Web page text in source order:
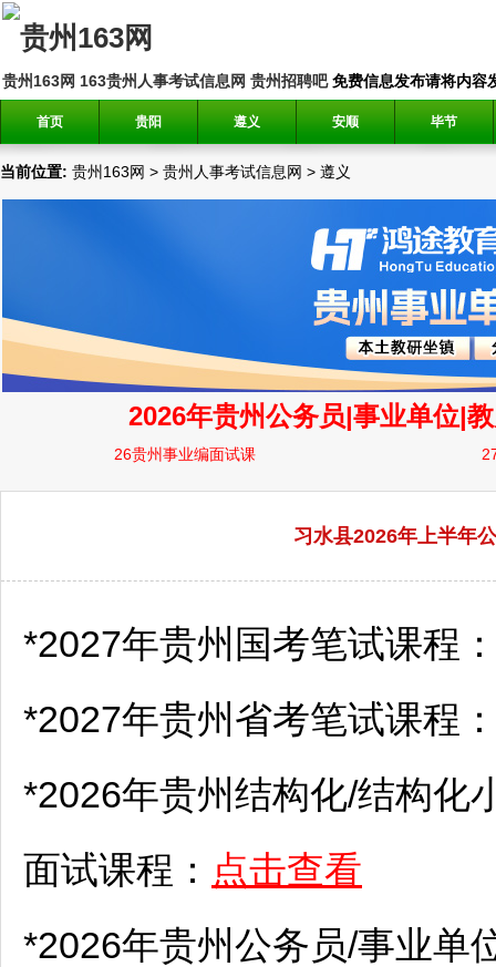
贵州163网 163贵州人事考试信息网 贵州招聘吧免费信息发布请将内容
首页 贵阳 遵义 安顺 毕节
当前位置: 贵州163网 > 贵州人事考试信息网 > 遵义
习水县2026年上半年
*2027年贵州国考笔试课程
*2027年贵州省考笔试课程
*2026年贵州结构化/结构化
面试课程： 点击查看
*2026年贵州公务员/事业单